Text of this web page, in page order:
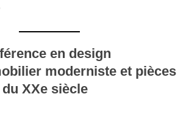
en design
moderniste et pièces
XXe siècle